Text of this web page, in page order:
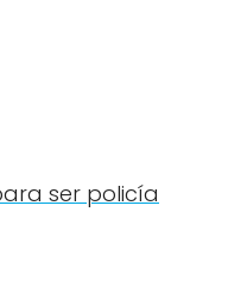
ser policía